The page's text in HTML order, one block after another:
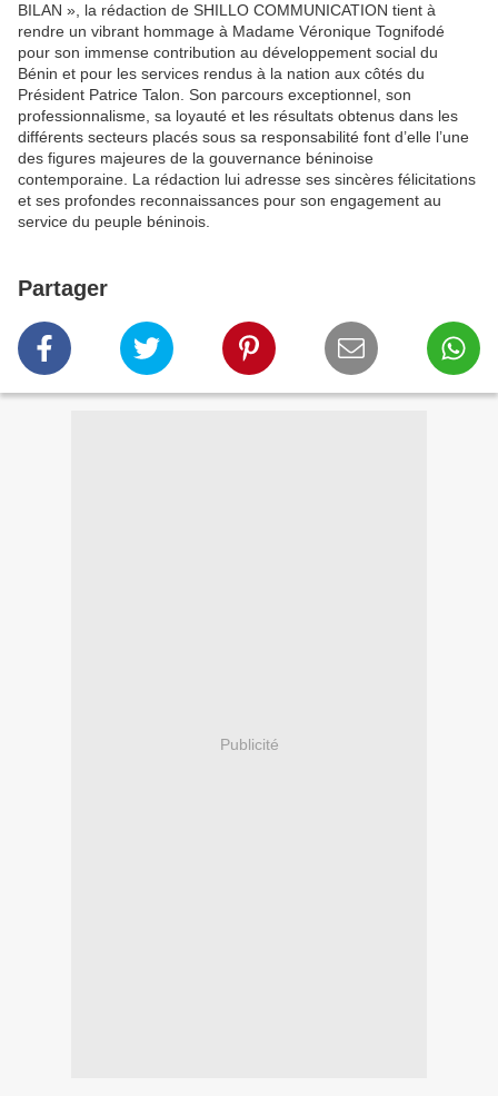
BILAN », la rédaction de SHILLO COMMUNICATION tient à
rendre un vibrant hommage à Madame Véronique Tognifodé
pour son immense contribution au développement social du
Bénin et pour les services rendus à la nation aux côtés du
Président Patrice Talon. Son parcours exceptionnel, son
professionnalisme, sa loyauté et les résultats obtenus dans les
différents secteurs placés sous sa responsabilité font d’elle l’une
des figures majeures de la gouvernance béninoise
contemporaine. La rédaction lui adresse ses sincères félicitations
et ses profondes reconnaissances pour son engagement au
service du peuple béninois.
Partager
Publicité